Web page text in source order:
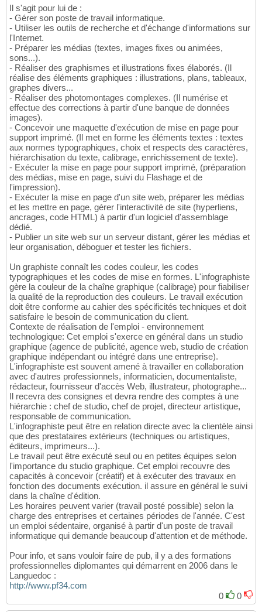
Il s'agit pour lui de :
- Gérer son poste de travail informatique.
- Utiliser les outils de recherche et d'échange d'informations sur
l'Internet.
- Préparer les médias (textes, images fixes ou animées,
sons...).
- Réaliser des graphismes et illustrations fixes élaborés. (Il
réalise des éléments graphiques : illustrations, plans, tableaux,
graphes divers...
- Réaliser des photomontages complexes. (Il numérise et
effectue des corrections à partir d'une banque de données
images).
- Concevoir une maquette d'exécution de mise en page pour
support imprimé. (Il met en forme les éléments textes : textes
aux normes typographiques, choix et respects des caractères,
hiérarchisation du texte, calibrage, enrichissement de texte).
- Exécuter la mise en page pour support imprimé, (préparation
des médias, mise en page, suivi du Flashage et de
l'impression).
- Exécuter la mise en page d'un site web, préparer les médias
et les mettre en page, gérer l'interactivité de site (hyperliens,
ancrages, code HTML) à partir d'un logiciel d'assemblage
dédié.
- Publier un site web sur un serveur distant, gérer les médias et
leur organisation, déboguer et tester les fichiers.
Un graphiste connaît les codes couleur, les codes
typographiques et les codes de mise en formes. L'infographiste
gère la couleur de la chaîne graphique (calibrage) pour fiabiliser
la qualité de la reproduction des couleurs. Le travail exécution
doit être conforme au cahier des spécificités techniques et doit
satisfaire le besoin de communication du client.
Contexte de réalisation de l'emploi - environnement
technologique: Cet emploi s'exerce en général dans un studio
graphique (agence de publicité, agence web, studio de création
graphique indépendant ou intégré dans une entreprise).
L'infographiste est souvent amené à travailler en collaboration
avec d'autres professionnels, informaticien, documentaliste,
rédacteur, fournisseur d'accès Web, illustrateur, photographe...
Il recevra des consignes et devra rendre des comptes à une
hiérarchie : chef de studio, chef de projet, directeur artistique,
responsable de communication.
L'infographiste peut être en relation directe avec la clientèle ainsi
que des prestataires extérieurs (techniques ou artistiques,
éditeurs, imprimeurs...).
Le travail peut être exécuté seul ou en petites équipes selon
l'importance du studio graphique. Cet emploi recouvre des
capacités à concevoir (créatif) et à exécuter des travaux en
fonction des documents exécution. il assure en général le suivi
dans la chaîne d'édition.
Les horaires peuvent varier (travail posté possible) selon la
charge des entreprises et certaines périodes de l'année. C'est
un emploi sédentaire, organisé à partir d'un poste de travail
informatique qui demande beaucoup d'attention et de méthode.
Pour info, et sans vouloir faire de pub, il y a des formations
professionnelles diplomantes qui démarrent en 2006 dans le
Languedoc :
http://www.pf34.com
0
0